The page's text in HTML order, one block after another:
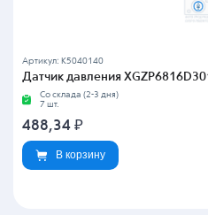
Артикул: K5040140
Датчик давления
Со склада (2-3 дня)
7 шт.
488,34 ₽
В корзину